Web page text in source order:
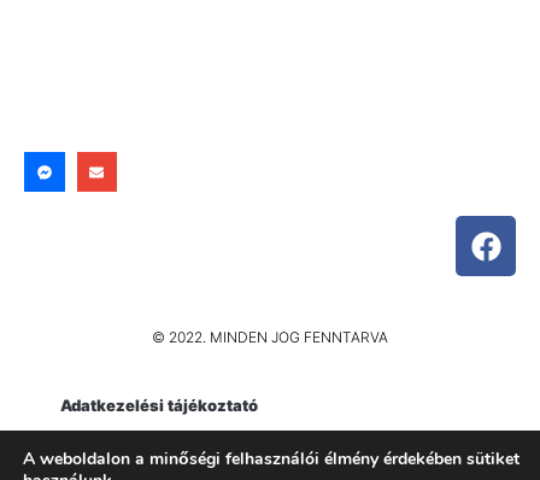
© 2022. MINDEN JOG FENNTARVA
Adatkezelési tájékoztató
Impresszum
A weboldalon a minőségi felhasználói élmény érdekében sütiket